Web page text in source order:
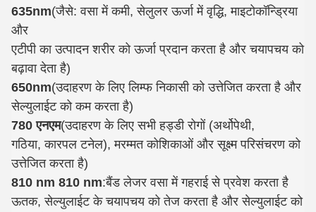
635nm(जैसे: वसा में कमी, सेलुलर ऊर्जा में वृद्धि, माइटोकॉन्ड्रिया
और
एटीपी का उत्पादन शरीर को ऊर्जा प्रदान करता है और चयापचय को
बढ़ावा देता है)
650nm(उदाहरण के लिए लिम्फ निकासी को उत्तेजित करता है और
सेल्युलाईट को कम करता है)
780 एनएम(उदाहरण के लिए सभी हड्डी रोगों (अर्थोपेथी,
गठिया, कारपल टनेल), मरम्मत कोशिकाओं और सूक्ष्म परिसंचरण को
उत्तेजित करता है)
810 nm 810 nm:बैंड लेजर वसा में गहराई से प्रवेश करता है
ऊतक, सेल्युलाईट के चयापचय को तेज करता है और सेल्युलाईट को